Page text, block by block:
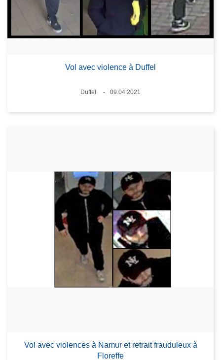
Vol avec violence à Duffel
Lieux
Duffel
09.04.2021
Vol avec violences à Namur et retrait frauduleux à
Floreffe